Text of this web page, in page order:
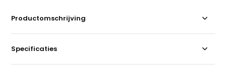
Productomschrijving
Specificaties